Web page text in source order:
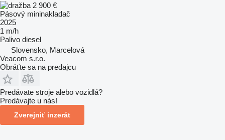
2 900 €
Pásový mininakladač
2025
1 m/h
Palivo diesel
Slovensko, Marcelová
Veacom s.r.o.
Obráťte sa na predajcu
Predávate stroje alebo vozidlá?
Predávajte u nás!
Zverejniť inzerát